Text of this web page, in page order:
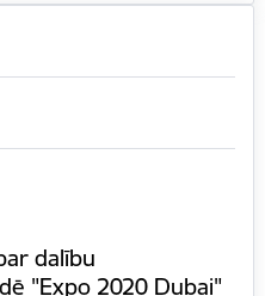
dalību
"Expo 2020 Dubai"